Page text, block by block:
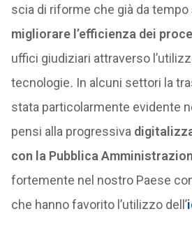
scia di riforme che già da tempo
migliorare l’efficienza dei
uffici giudiziari attraverso
tecnologie. In alcuni settori la
stata particolarmente evidente
pensi alla progressiva
con la Pubblica
fortemente nel nostro Paese
che hanno favorito l’utilizzo dell’